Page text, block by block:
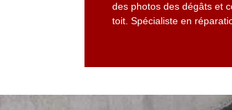
des photos des dégâts et
toit. Spécialiste en